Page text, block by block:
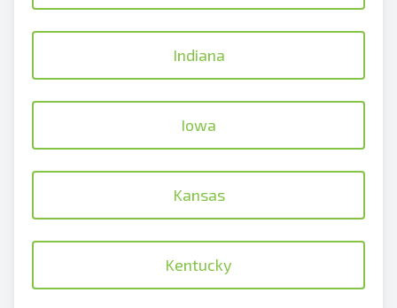
Indiana
Iowa
Kansas
Kentucky